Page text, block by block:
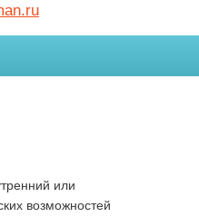
или
возможностей